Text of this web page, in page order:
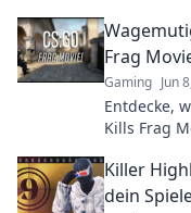
Frag
Gaming Jun
Entdecke,
Kills Frag
Killer
dein